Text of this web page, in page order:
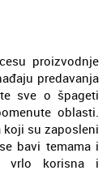
proizvodnje
predavanja
sve o špageti
oblasti.
koji su zaposleni
bavi temama i
vrlo korisna i